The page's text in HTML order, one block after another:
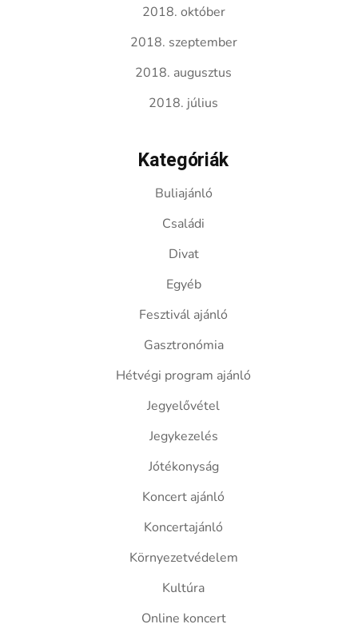
2018. október
2018. szeptember
2018. augusztus
2018. július
Kategóriák
Buliajánló
Családi
Divat
Egyéb
Fesztivál ajánló
Gasztronómia
Hétvégi program ajánló
Jegyelővétel
Jegykezelés
Jótékonyság
Koncert ajánló
Koncertajánló
Környezetvédelem
Kultúra
Online koncert